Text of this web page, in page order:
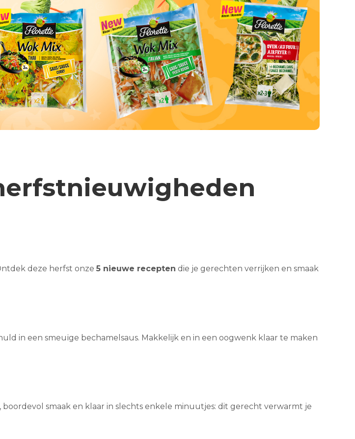
deze herfst onze 5 nieuwe recepten die je gerechten verrijken en smaak
in een smeuïge bechamelsaus. Makkelijk en in een oogwenk klaar te maken
boordevol smaak en klaar in slechts enkele minuutjes: dit gerecht verwarmt je